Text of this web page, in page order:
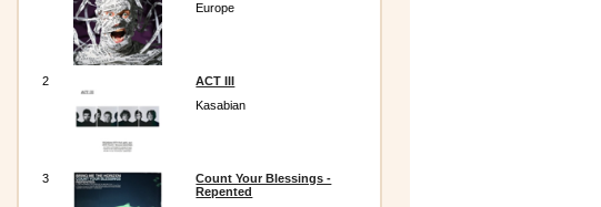
Europe
2
ACT III
Kasabian
3
Count Your Blessings -
Repented